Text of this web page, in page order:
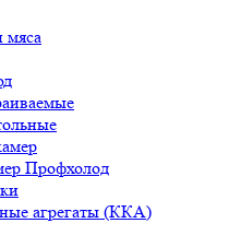
мяса
Профхолод
агрегаты (ККА)